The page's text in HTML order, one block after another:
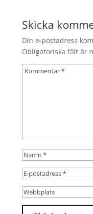
Skicka
Din e-postadress
Obligatoriska fält är